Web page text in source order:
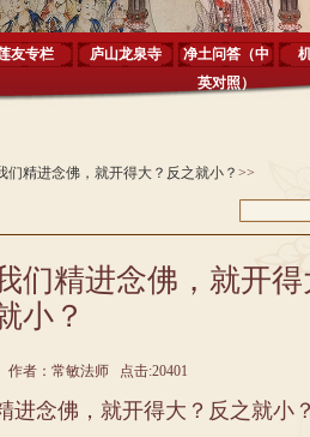
友专栏 庐山龙泉寺
净土问答（中
英对照）
们精进念佛，就开得大？反之就小？ >>
们精进念佛，就开得
小？
作者：常敏法师 点击:20401
念佛，就开得大？反之就小？